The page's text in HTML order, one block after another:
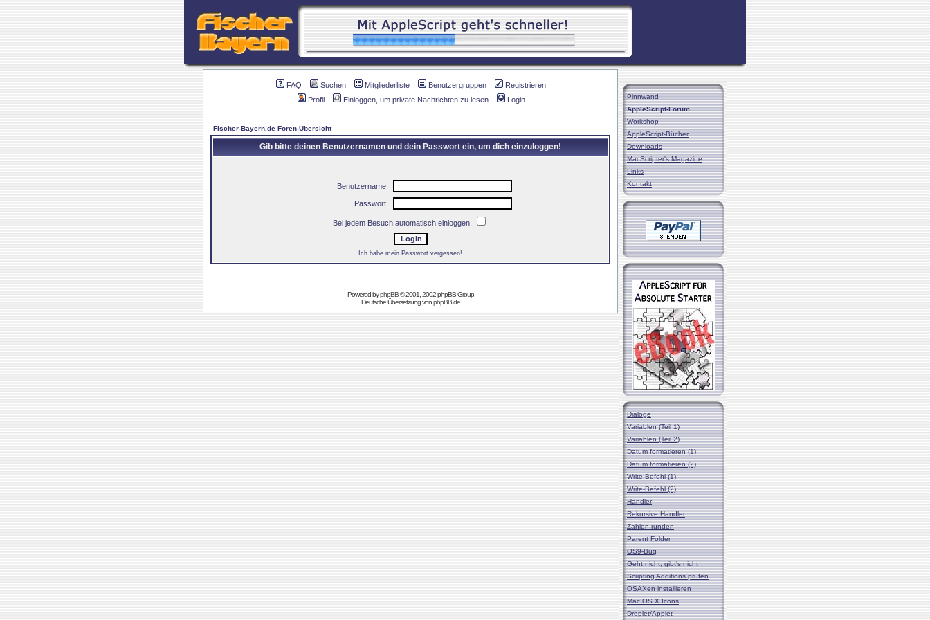
FAQ Suchen Mitgliederliste Benutzergruppen
Registrieren
Profil
Einloggen, um private Nachrichten zu lesen Login
Fischer-Bayern.de Foren-Übersicht
Gib bitte deinen Benutzernamen und dein Passwort ein, um dich einzuloggen!
Benutzername:
Passwort:
Bei jedem Besuch automatisch einloggen:
Ich habe mein Passwort vergessen!
Powered byphpBB© 2001, 2002 phpBB Group
Deutsche Übersetzung vonphpBB.de
Pinnwand
AppleScript-Forum
Workshop
AppleScript-Bücher
Downloads
MacScripter's Magazine
Links
Kontakt
Dialoge
Variablen (Teil 1)
Variablen (Teil 2)
Datum formatieren (1)
Datum formatieren (2)
Write-Befehl (1)
Write-Befehl (2)
Handler
Rekursive Handler
Zahlen runden
Parent Folder
OS9-Bug
Geht nicht, gibt's nicht
Scripting Additions prüfen
OSAXen installieren
Mac OS X Icons
Droplet/Applet